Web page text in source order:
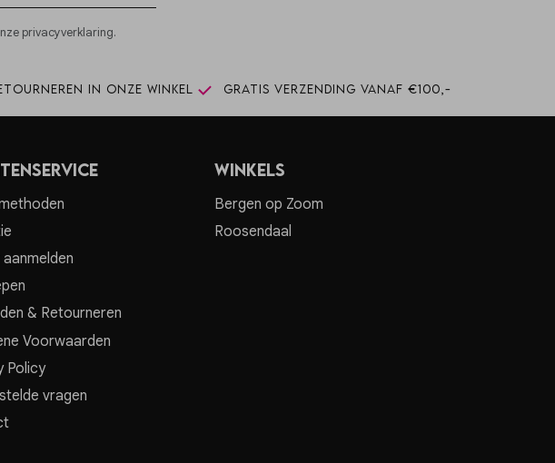
privacyverklaring.
in onze winkel Gratis verzending vanaf €100,-
& Retourneren
Voorwaarden
Policy
vragen
Winkels
Bergen op Zoom
Roosendaal